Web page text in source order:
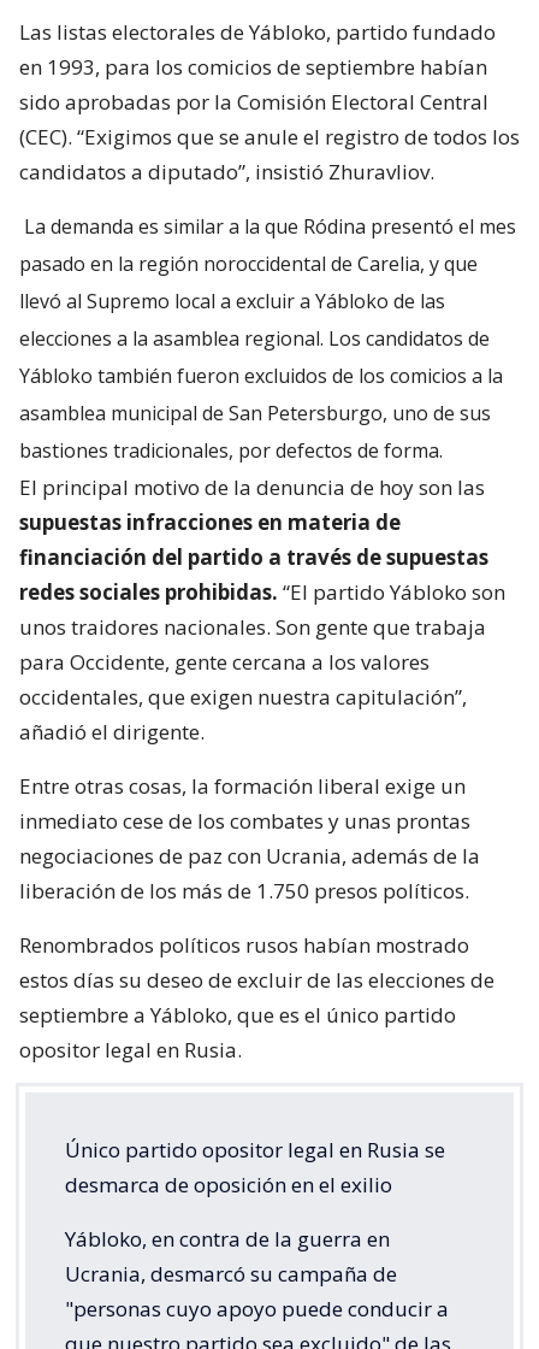
Las listas electorales de Yábloko, partido fundado
en 1993, para los comicios de septiembre habían
sido aprobadas por la Comisión Electoral Central
(CEC). “Exigimos que se anule el registro de todos los
candidatos a diputado”, insistió Zhuravliov.
La demanda es similar a la que Ródina presentó el mes
pasado en la región noroccidental de Carelia, y que
llevó al Supremo local a excluir a Yábloko de las
elecciones a la asamblea regional. Los candidatos de
Yábloko también fueron excluidos de los comicios a la
asamblea municipal de San Petersburgo, uno de sus
bastiones tradicionales, por defectos de forma.
El principal motivo de la denuncia de hoy son las
supuestas infracciones en materia de
financiación del partido a través de supuestas
redes sociales prohibidas. “El partido Yábloko son
unos traidores nacionales. Son gente que trabaja
para Occidente, gente cercana a los valores
occidentales, que exigen nuestra capitulación”,
añadió el dirigente.
Entre otras cosas, la formación liberal exige un
inmediato cese de los combates y unas prontas
negociaciones de paz con Ucrania, además de la
liberación de los más de 1.750 presos políticos.
Renombrados políticos rusos habían mostrado
estos días su deseo de excluir de las elecciones de
septiembre a Yábloko, que es el único partido
opositor legal en Rusia.
Único partido opositor legal en Rusia se
desmarca de oposición en el exilio
Yábloko, en contra de la guerra en
Ucrania, desmarcó su campaña de
"personas cuyo apoyo puede conducir a
que nuestro partido sea excluido" de las